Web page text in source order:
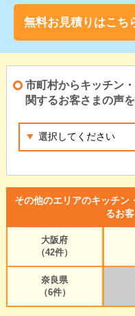
無料お見積りはこち
市町村からキッチン
関するお客さまの声
その他のエリアのキッチン
るお
大阪府
（42件）
奈良県
（6件）